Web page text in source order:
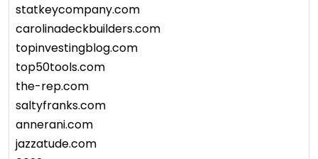
statkeycompany.com
carolinadeckbuilders.com
topinvestingblog.com
top50tools.com
the-rep.com
saltyfranks.com
annerani.com
jazzatude.com